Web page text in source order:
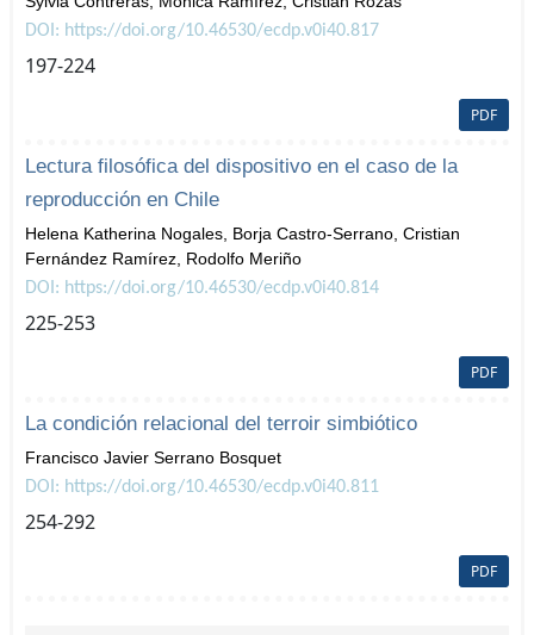
DOI: https://doi.org/10.46530/ecdp.v0i40.817
197-224
PDF
Lectura filosófica del dispositivo en el caso de la
reproducción en Chile
Helena Katherina Nogales, Borja Castro-Serrano, Cristian
Fernández Ramírez, Rodolfo Meriño
DOI: https://doi.org/10.46530/ecdp.v0i40.814
225-253
PDF
La condición relacional del terroir simbiótico
Francisco Javier Serrano Bosquet
DOI: https://doi.org/10.46530/ecdp.v0i40.811
254-292
PDF